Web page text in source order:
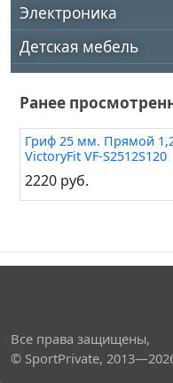
Электроника
Детская мебель
Ранее
Гриф 25 мм. Прямой
VictoryFit VF-S2512S120
2220 руб.
Все права защищены,
© SportPrivate,